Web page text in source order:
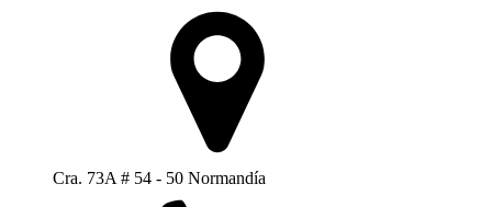
Cra. 73A # 54 - 50 Normandía